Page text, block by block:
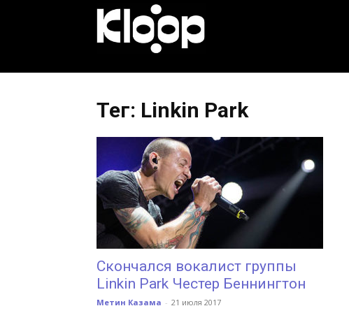
Новости
Кыргызстана
Тег: Linkin Park
Скончался вокалист группы
Linkin Park Честер Беннингтон
Метин Казама - 21 июля 2017